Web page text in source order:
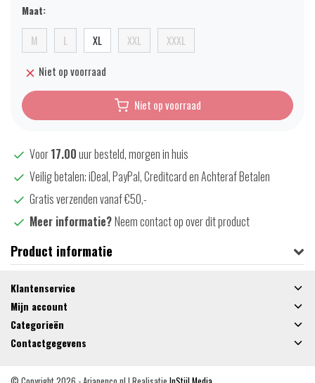
Maat:
M L XL XXL XXXL
Niet op voorraad
Niet op voorraad
Voor17.00uur besteld, morgen in huis
Veilig betalen; iDeal, PayPal, Creditcard en Achteraf Betalen
Gratis verzenden vanaf €50,-
Meer informatie?Neem contact op over dit product
Product informatie
Klantenservice
Mijn account
Categorieën
Contactgegevens